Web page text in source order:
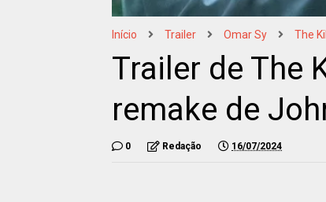
Início Trailer Omar Sy The
Trailer de The
remake de
0 Redação 16/07/2024